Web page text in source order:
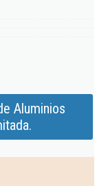
Aluminios